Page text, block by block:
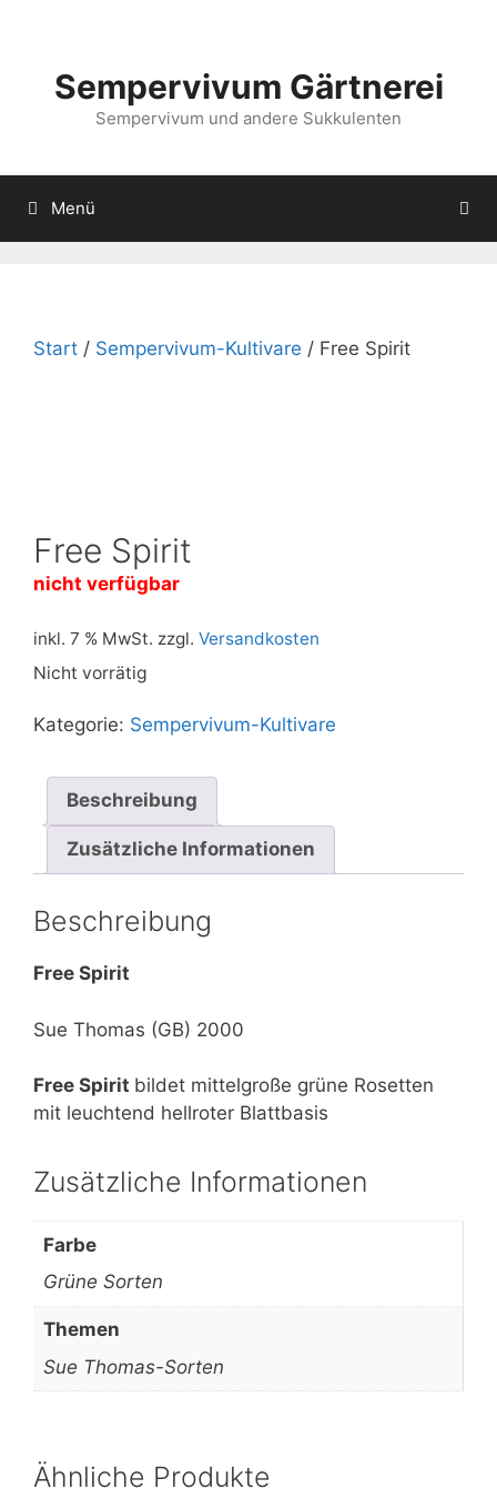
Sempervivum Gärtnerei
Sempervivum und andere Sukkulenten
Menü
Start / Sempervivum-Kultivare / Free Spirit
Free Spirit
nicht verfügbar
inkl. 7 % MwSt. zzgl. Versandkosten
Nicht vorrätig
Kategorie: Sempervivum-Kultivare
Beschreibung
Zusätzliche Informationen
Beschreibung
Free Spirit
Sue Thomas (GB) 2000
Free Spirit bildet mittelgroße grüne Rosetten
mit leuchtend hellroter Blattbasis
Zusätzliche Informationen
Farbe
Grüne Sorten
Themen
Sue Thomas-Sorten
Ähnliche Produkte